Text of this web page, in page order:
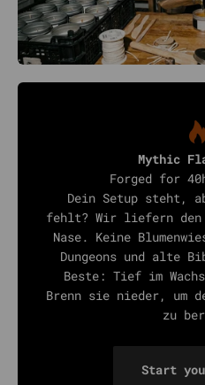
Mythic
Forged for
Dein Setup steht,
fehlt? Wir liefern den
Nase. Keine
Dungeons und alte
Beste: Tief im
Brenn sie nieder, um
zu
Start